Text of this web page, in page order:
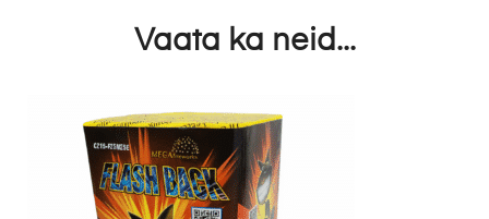
Vaata ka neid...